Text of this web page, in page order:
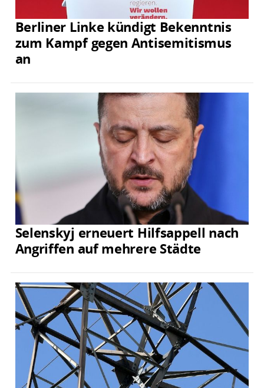
Berliner Linke kündigt Bekenntnis
zum Kampf gegen Antisemitismus
an
Selenskyj erneuert Hilfsappell nach
Angriffen auf mehrere Städte